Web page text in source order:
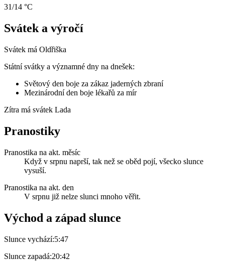
31/14 °C
Svátek a výročí
Svátek má Oldřiška
Státní svátky a významné dny na dnešek:
Světový den boje za zákaz jaderných zbraní
Mezinárodní den boje lékařů za mír
Zítra má svátek Lada
Pranostiky
Pranostika na akt. měsíc
Když v srpnu naprší, tak než se oběd pojí, všecko slunce
vysuší.
Pranostika na akt. den
V srpnu již nelze slunci mnoho věřit.
Východ a západ slunce
Slunce vychází:5:47
Slunce zapadá:20:42